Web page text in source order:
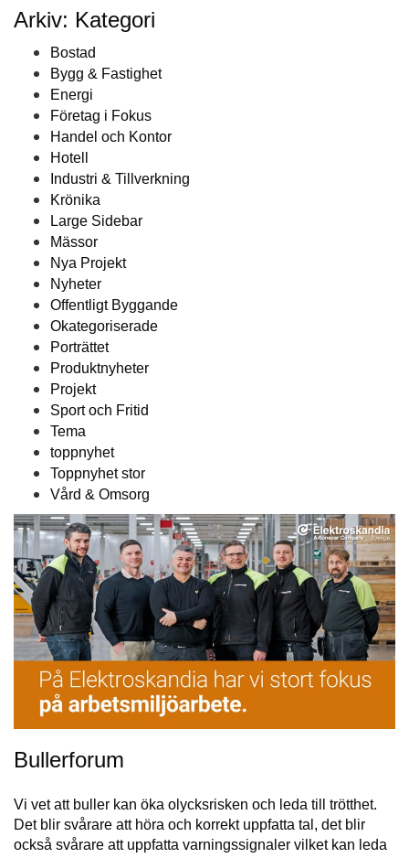
Arkiv: Kategori
Bostad
Bygg & Fastighet
Energi
Företag i Fokus
Handel och Kontor
Hotell
Industri & Tillverkning
Krönika
Large Sidebar
Mässor
Nya Projekt
Nyheter
Offentligt Byggande
Okategoriserade
Porträttet
Produktnyheter
Projekt
Sport och Fritid
Tema
toppnyhet
Toppnyhet stor
Vård & Omsorg
Bullerforum
Vi vet att buller kan öka olycksrisken och leda till trötthet.
Det blir svårare att höra och korrekt uppfatta tal, det blir
också svårare att uppfatta varningssignaler vilket kan leda